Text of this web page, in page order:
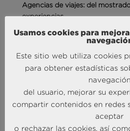
Agencias de viajes: del
experiencias
MÁS NOTICIAS SOBRE:
EXPERIENCE
Usamos cookies para
Este sitio web utiliza cookies
para obtener estadísticas
navegación
del usuario, mejorar su
compartir contenidos en redes
aceptar
o rechazar las cookies, así